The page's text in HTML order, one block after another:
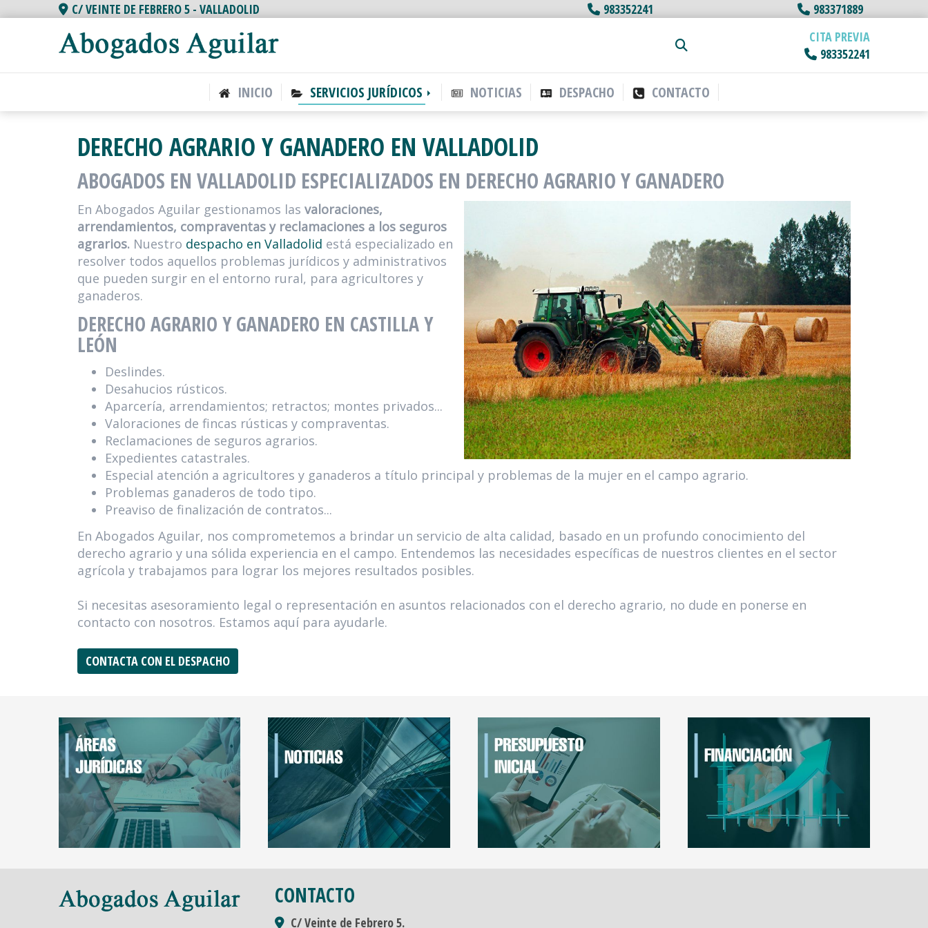
C/ VEINTE DE FEBRERO 5 - VALLADOLID 983352241
983371889
CITA PREVIA
983352241
INICIO SERVICIOS JURÍDICOS NOTICIAS DESPACHO CONTACTO
DERECHO AGRARIO Y GANADERO EN VALLADOLID
ABOGADOS EN VALLADOLID ESPECIALIZADOS EN DERECHO AGRARIO Y GANADERO
En Abogados Aguilar gestionamos las valoraciones,
arrendamientos, compraventas y reclamaciones a los seguros
agrarios. Nuestro despacho en Valladolid está especializado en
resolver todos aquellos problemas jurídicos y administrativos
que pueden surgir en el entorno rural, para agricultores y
ganaderos.
DERECHO AGRARIO Y GANADERO EN CASTILLA Y
LEÓN
Deslindes.
Desahucios rústicos.
Aparcería, arrendamientos; retractos; montes privados...
Valoraciones de fincas rústicas y compraventas.
Reclamaciones de seguros agrarios.
Expedientes catastrales.
Especial atención a agricultores y ganaderos a título principal y problemas de la mujer en el campo agrario.
Problemas ganaderos de todo tipo.
Preaviso de finalización de contratos...
En Abogados Aguilar, nos comprometemos a brindar un servicio de alta calidad, basado en un profundo conocimiento del
derecho agrario y una sólida experiencia en el campo. Entendemos las necesidades específicas de nuestros clientes en el sector
agrícola y trabajamos para lograr los mejores resultados posibles.
Si necesitas asesoramiento legal o representación en asuntos relacionados con el derecho agrario, no dude en ponerse en
contacto con nosotros. Estamos aquí para ayudarle.
CONTACTA CON EL DESPACHO
CONTACTO
C/ Veinte de Febrero 5.